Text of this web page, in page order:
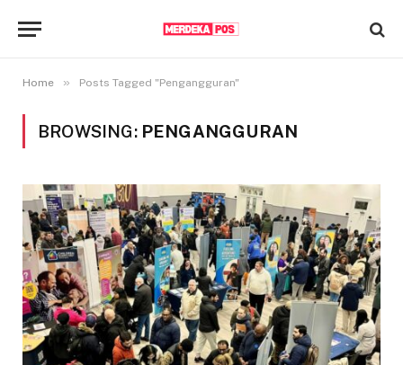
Home » Posts Tagged "Pengangguran"
BROWSING: PENGANGGURAN